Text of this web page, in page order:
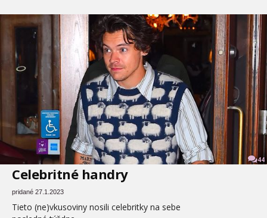
44
Celebritné handry
pridané 27.1.2023
Tieto (ne)vkusoviny nosili celebritky na sebe